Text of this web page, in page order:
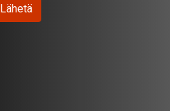
Lähetä